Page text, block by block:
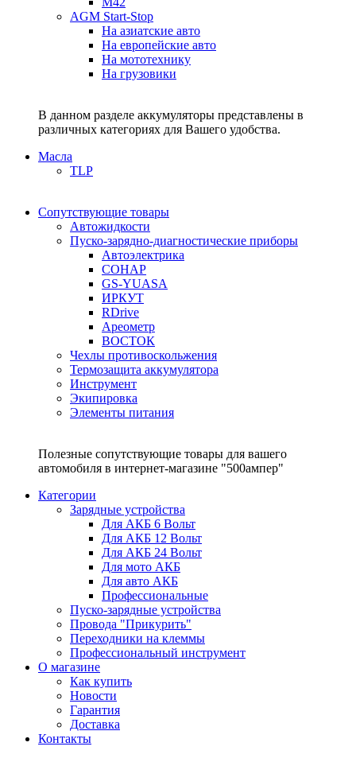
AGM Start-Stop
На азиатские авто
На европейские авто
На мототехнику
На грузовики
В данном разделе аккумуляторы представлены в
различных категориях для Вашего удобства.
Масла
TLP
Сопутствующие товары
Автожидкости
Пуско-зарядно-диагностические приборы
Автоэлектрика
СОНАР
GS-YUASA
ИРКУТ
RDrive
Ареометр
ВОСТОК
Чехлы противоскольжения
Термозащита аккумулятора
Инструмент
Экипировка
Элементы питания
Полезные сопутствующие товары для вашего
автомобиля в интернет-магазине "500ампер"
Категории
Зарядные устройства
Для АКБ 6 Вольт
Для АКБ 12 Вольт
Для АКБ 24 Вольт
Для мото АКБ
Для авто АКБ
Профессиональные
Пуско-зарядные устройства
Провода "Прикурить"
Переходники на клеммы
Профессиональный инструмент
О магазине
Как купить
Новости
Гарантия
Доставка
Контакты